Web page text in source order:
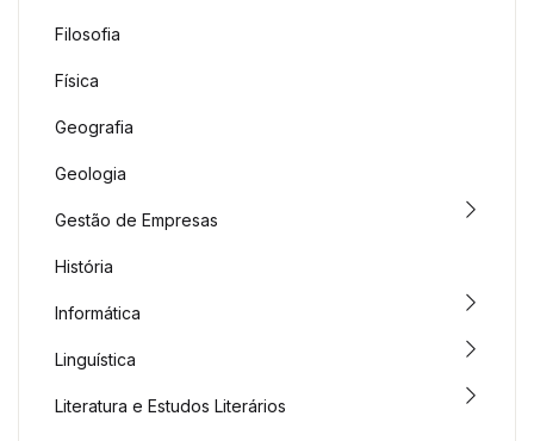
Filosofia
Física
Geografia
Geologia
Gestão de Empresas
História
Informática
Linguística
Literatura e Estudos Literários